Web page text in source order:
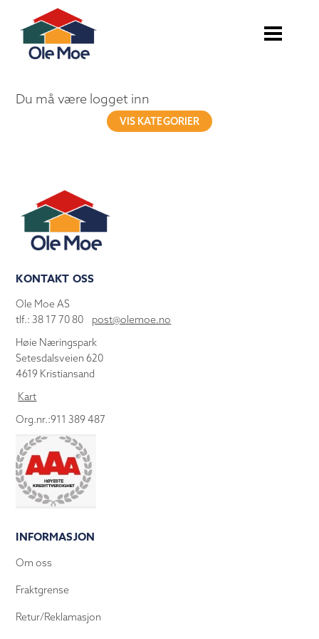
Du må være logget inn
VIS KATEGORIER
KONTAKT OSS
Ole Moe AS
tlf.: 38 17 70 80 post@olemoe.no
Høie Næringspark
Setesdalsveien 620
4619 Kristiansand
Kart
Org.nr.:911 389 487
INFORMASJON
Om oss
Fraktgrense
Retur/Reklamasjon